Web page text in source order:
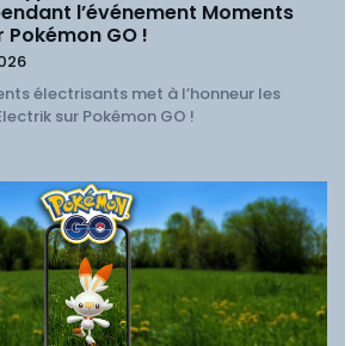
l’événement Moments
GO !
électrisants met à l’honneur les
sur Pokémon GO !